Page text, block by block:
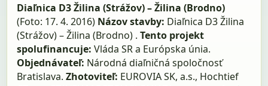
Diaľnica D3 Žilina (Strážov) – Žilina (Brodno)
(Foto: 17. 4. 2016) Názov stavby: Diaľnica D3 Žilina
(Strážov) – Žilina (Brodno) .Tento projekt
spolufinancuje: Vláda SR a Európska únia.
Objednávateľ: Národná diaľničná spoločnosť
Bratislava. Zhotoviteľ: EUROVIA SK, a.s., Hochtief